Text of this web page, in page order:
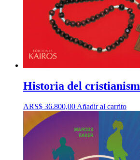
Historia del
ARS$ 36.800,00 Añadir al carrito